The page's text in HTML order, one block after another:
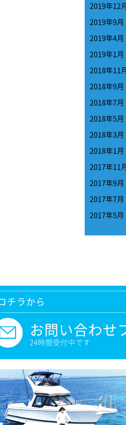
2019年12
2019年9月
2019年4月
2019年1月
2018年11
2018年9月
2018年7月
2018年5月
2018年3月
2018年1月
2017年11
2017年9月
2017年7月
2017年5月
チラから
お問い合わせ
24時間受付中です